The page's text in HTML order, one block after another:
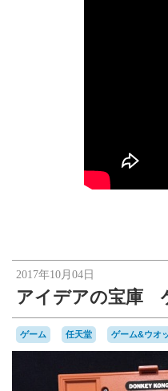
2017年10月04日
アイデアの宝庫
ゲーム 任天堂 ゲーム&ウオ